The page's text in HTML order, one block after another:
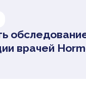
врачей